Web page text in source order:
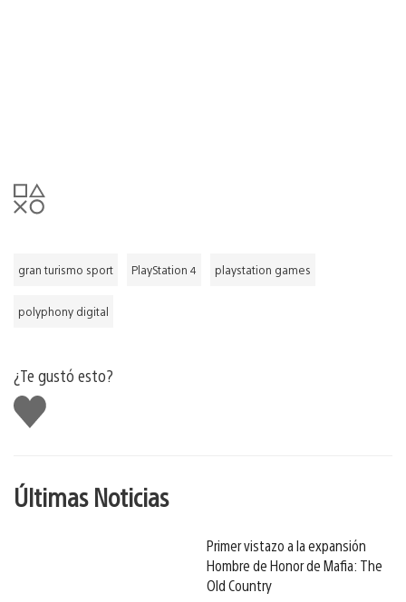
gran turismo sport PlayStation 4 playstation games
polyphony digital
¿Te gustó esto?
Me
gusta
Últimas Noticias
Primer vistazo a la expansión
Hombre de Honor de Mafia: The
Old Country